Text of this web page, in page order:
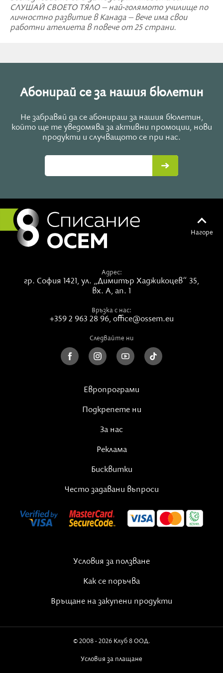
СЛУШАЙ СВОЕТО ТЯЛО – най-голямото училище по
личностно развитие в Канада – вече има свои
работни ателиета в повече от 25 страни.
Абонирай се за нашия бюлетин
Не забравяй да се абонираш за нашия бюлетин,
който ще те уведомява за активни промоции, нови
продукти и случващото се при нас.
Нагоре
Адрес:
гр. София 1421, ул. „Димитър Хаджикоцев“ 35,
вх. А, ап. 1
Връзка с нас:
+359 2 963 28 96, office@ossem.eu
Следвайте ни
Европрограми
Подкрепете ни
За нас
Реклама
Бисквитки
Често задавани въпроси
Условия за ползване
Как се поръчва
Връщане на закупени продукти
© 2008 - 2026 Клуб 8 ООД.
Условия за плащане